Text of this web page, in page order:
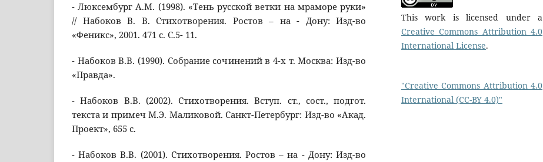
- Люксембург А.М. (1998). «Тень русской ветки на мраморе руки»
// Набоков В. В. Стихотворения. Ростов – на - Дону: Изд-во
«Феникс», 2001. 471 с. С.5- 11.
- Набоков В.В. (1990). Собрание сочинений в 4-х т. Москва: Изд-во
«Правда».
- Набоков В.В. (2002). Стихотворения. Вступ. ст., сост., подгот.
текста и примеч М.Э. Маликовой. Санкт-Петербург: Изд-во «Акад.
Проект», 655 с.
- Набоков В.В. (2001). Стихотворения. Ростов – на - Дону: Изд-во
This work is licensed under a
Creative Commons Attribution 4.0
International License.
"Creative Commons Attribution 4.0
International (CC-BY 4.0)"